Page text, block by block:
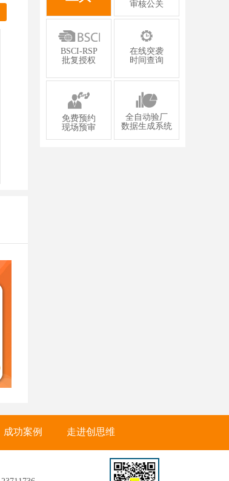
审核公关
BSCI-RSP
批复授权
在线突袭
时间查询
免费预约
现场预审
全自动验厂
数据生成系统
成功案例 走进创思维